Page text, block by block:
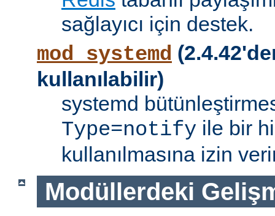
sağlayıcı için destek.
mod_systemd
kullanılabilir)
systemd
Type=notify ile bir
kullanılmasına izin
Modüllerdeki